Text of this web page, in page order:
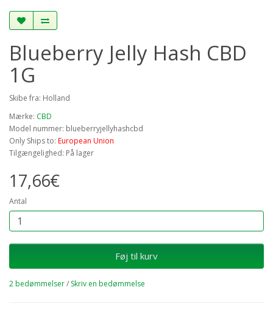
Blueberry Jelly Hash CBD
1G
Skibe fra: Holland
Mærke: CBD
Model nummer: blueberryjellyhashcbd
Only Ships to: European Union
Tilgængelighed: På lager
17,66€
Antal
Føj til kurv
2 bedømmelser/ Skriv en bedømmelse